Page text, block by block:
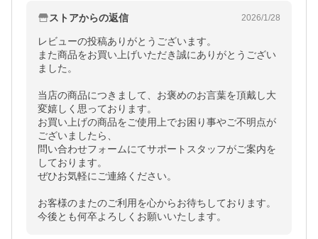
ストアからの返信 2026/1/28
レビューの投稿ありがとうございます。
また商品をお買い上げいただき誠にありがとうござい
ました。
当店の商品につきまして、お褒めのお言葉を頂戴し大
変嬉しく思っております。
お買い上げの商品をご使用上でお困り事やご不明点が
ございましたら、
問い合わせフォームにてサポートスタッフがご案内を
しております。
ぜひお気軽にご連絡ください。
お客様のまたのご利用を心からお待ちしております。
今後とも何卒よろしくお願いいたします。